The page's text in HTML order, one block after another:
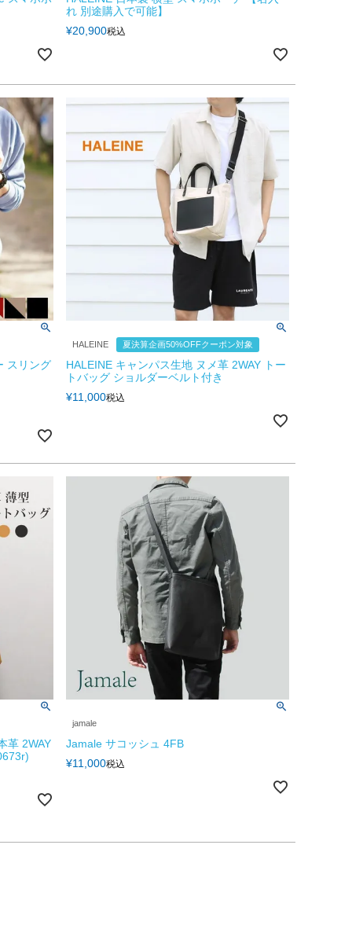
れ 別途購入で可能】
¥20,900税込
スリング
HALEINE 夏決算企画50%OFFクーポン対象
HALEINE キャンパス生地 ヌメ革 2WAY トー
トバッグ ショルダーベルト付き
¥11,000税込
革 2WAY
jamale
Jamale サコッシュ 4FB
¥11,000税込